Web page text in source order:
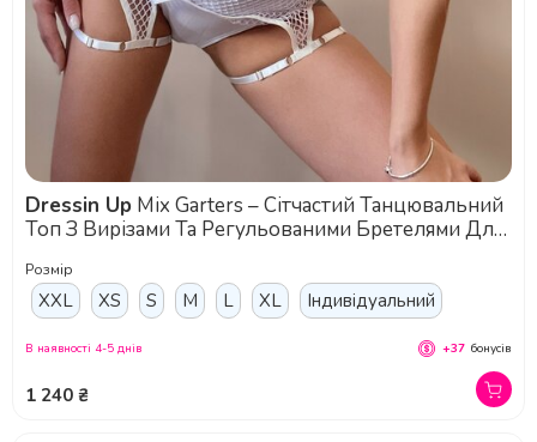
Dressin Up
Топ З Вирізами Та Регульованими Бретелями Для
Розмір
XXL XS S M L XL Індивідуальний
1 240 ₴
В наявності 4-5 днів +37 бонусів